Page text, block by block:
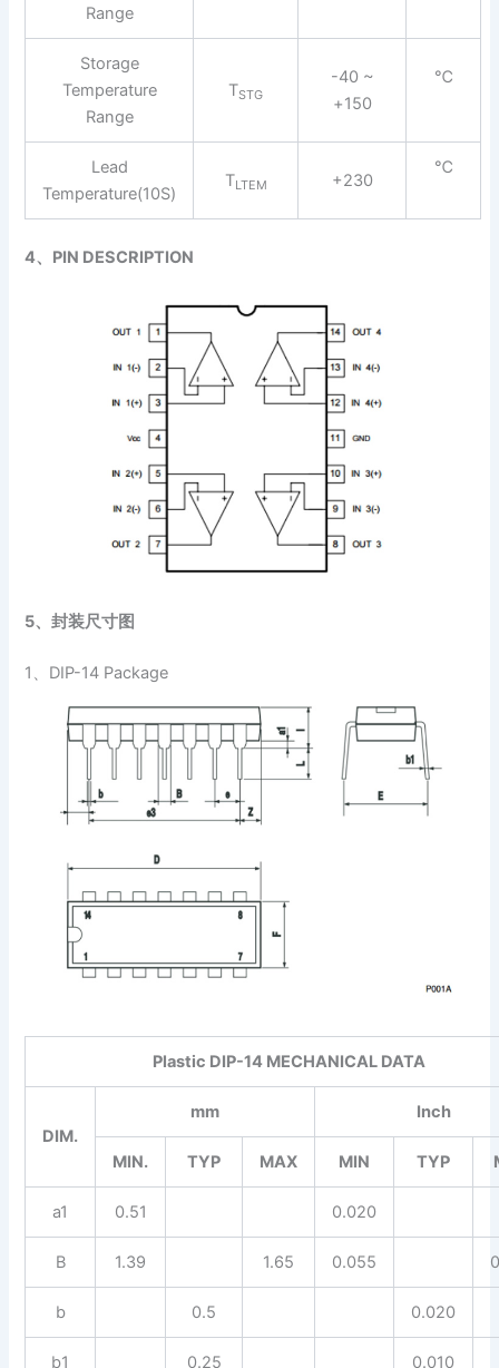
Range
Storage
Temperature
Range
TSTG
-40 ~
+150
℃
Lead
Temperature(10S)
TLTEM +230
℃
4、 PIN DESCRIPTION
5、封装尺寸图
1、DIP-14 Package
Plastic DIP-14 MECHANICAL DATA
DIM.
mm Inch
MIN. TYP MAX MIN TYP
a1 0.51 0.020
B 1.39 1.65 0.055
b 0.5 0.020
b1 0.25 0.010